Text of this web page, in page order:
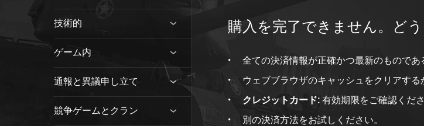
技術的
ゲーム内
通報と異議申し立て
競争ゲームとクラン
購入を完了できません。ど
全ての決済情報が正確かつ最新のものであ
ウェブブラウザのキャッシュをクリアする
クレジットカード: 有効期限をご確認くださ
別の決済方法をお試しください。